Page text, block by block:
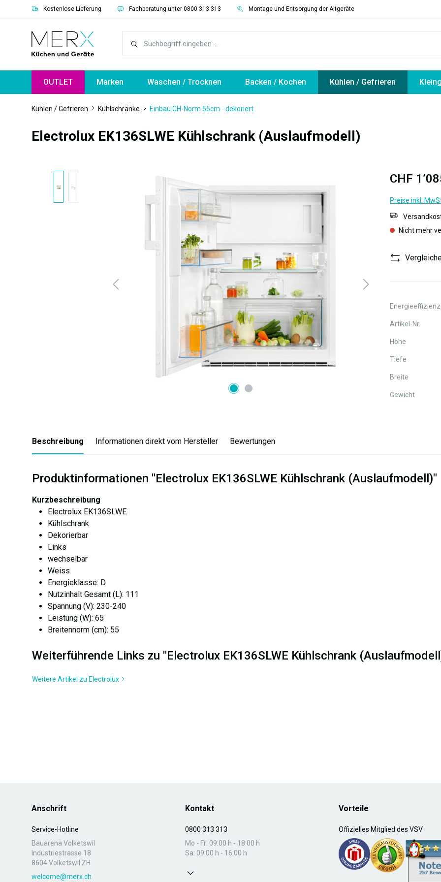
Zur Hauptnavigation springen
Kostenlose Lieferung Fachberatung unter 0800 313 313 Montage und Entsorgung der Altgeräte
OUTLET Marken Waschen / Trocknen Backen / Kochen Kühlen / Gefrieren
Kühlen / Gefrieren Kühlschränke Einbau CH-Norm 55cm - dekoriert
Electrolux EK136SLWE Kühlschrank (Auslaufmodell)
CHF
Preise inkl.
Nicht mehr
Energieeffizienz
Artikel-Nr.
Höhe
Tiefe
Breite
Gewicht
Beschreibung Informationen direkt vom Hersteller Bewertungen
Produktinformationen "Electrolux EK136SLWE Kühlschrank (Auslaufmodell)"
Kurzbeschreibung
Electrolux EK136SLWE
Kühlschrank
Dekorierbar
Links
wechselbar
Weiss
Energieklasse: D
Nutzinhalt Gesamt (L): 111
Spannung (V): 230-240
Leistung (W): 65
Breitennorm (cm): 55
Weiterführende Links zu "Electrolux EK136SLWE Kühlschrank
Weitere Artikel zu Electrolux
Anschrift
Service-Hotline
Bauarena Volketswil
Industriestrasse 18
8604 Volketswil ZH
welcome@merx.ch
Kontakt
0800 313 313
Mo - Fr: 09:00 h - 18:00 h
Sa: 09:00 h - 16:00 h
Vorteile
Offizielles Mitglied des VSV